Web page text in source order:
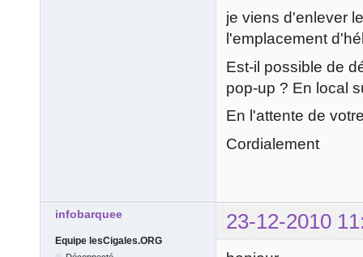
je viens d'enlever
l'emplacement
Est-il possible de
pop-up ? En local
En l'attente de
Cordialement
infobarquee 23-12-2010
Equipe lesCigales.ORG